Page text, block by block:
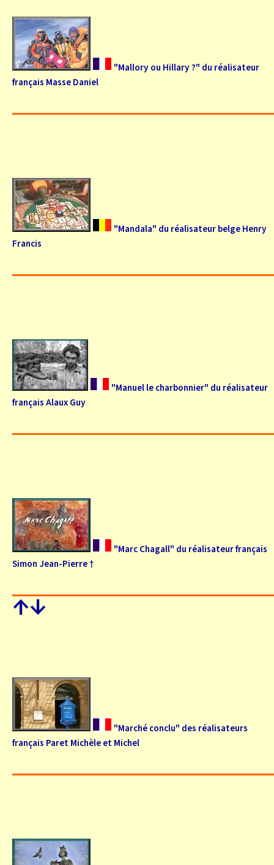
"Mallory ou Hillary ?" du réalisateur
français Masse Daniel
"Mandala" du réalisateur belge Henry
Francis
"Manuel le charbonnier" du réalisateur
français Alaux Guy
"Marc Chagall" du réalisateur français
Simon Jean-Pierre †
↑↓
"Marché conclu" des réalisateurs
français Paret Michèle et Michel